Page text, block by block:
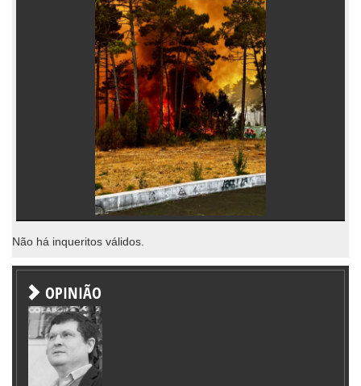
Não há inqueritos válidos.
OPINIÃO